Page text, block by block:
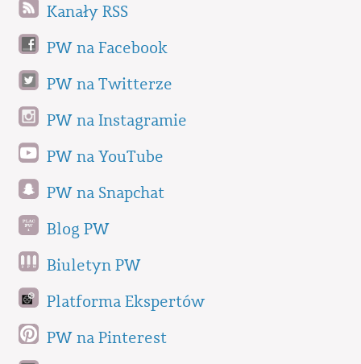
Kanały RSS
PW na Facebook
PW na Twitterze
PW na Instagramie
PW na YouTube
PW na Snapchat
Blog PW
Biuletyn PW
Platforma Ekspertów
PW na Pinterest